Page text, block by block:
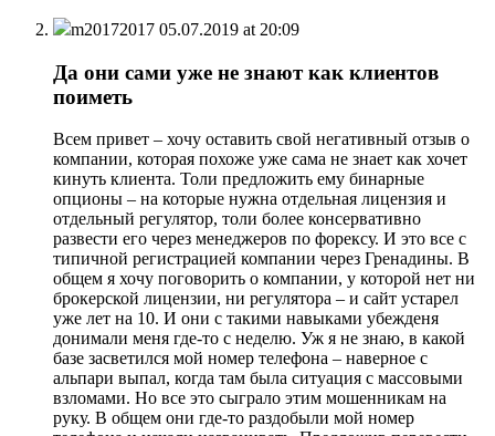
m20172017 05.07.2019 at 20:09
Да они сами уже не знают как клиентов
поиметь
Всем привет – хочу оставить свой негативный отзыв о
компании, которая похоже уже сама не знает как хочет
кинуть клиента. Толи предложить ему бинарные
опционы – на которые нужна отдельная лицензия и
отдельный регулятор, толи более консервативно
развести его через менеджеров по форексу. И это все с
типичной регистрацией компании через Гренадины. В
общем я хочу поговорить о компании, у которой нет ни
брокерской лицензии, ни регулятора – и сайт устарел
уже лет на 10. И они с такими навыками убежденя
донимали меня где-то с неделю. Уж я не знаю, в какой
базе засветился мой номер телефона – наверное с
альпари выпал, когда там была ситуация с массовыми
взломами. Но все это сыграло этим мошенникам на
руку. В общем они где-то раздобыли мой номер